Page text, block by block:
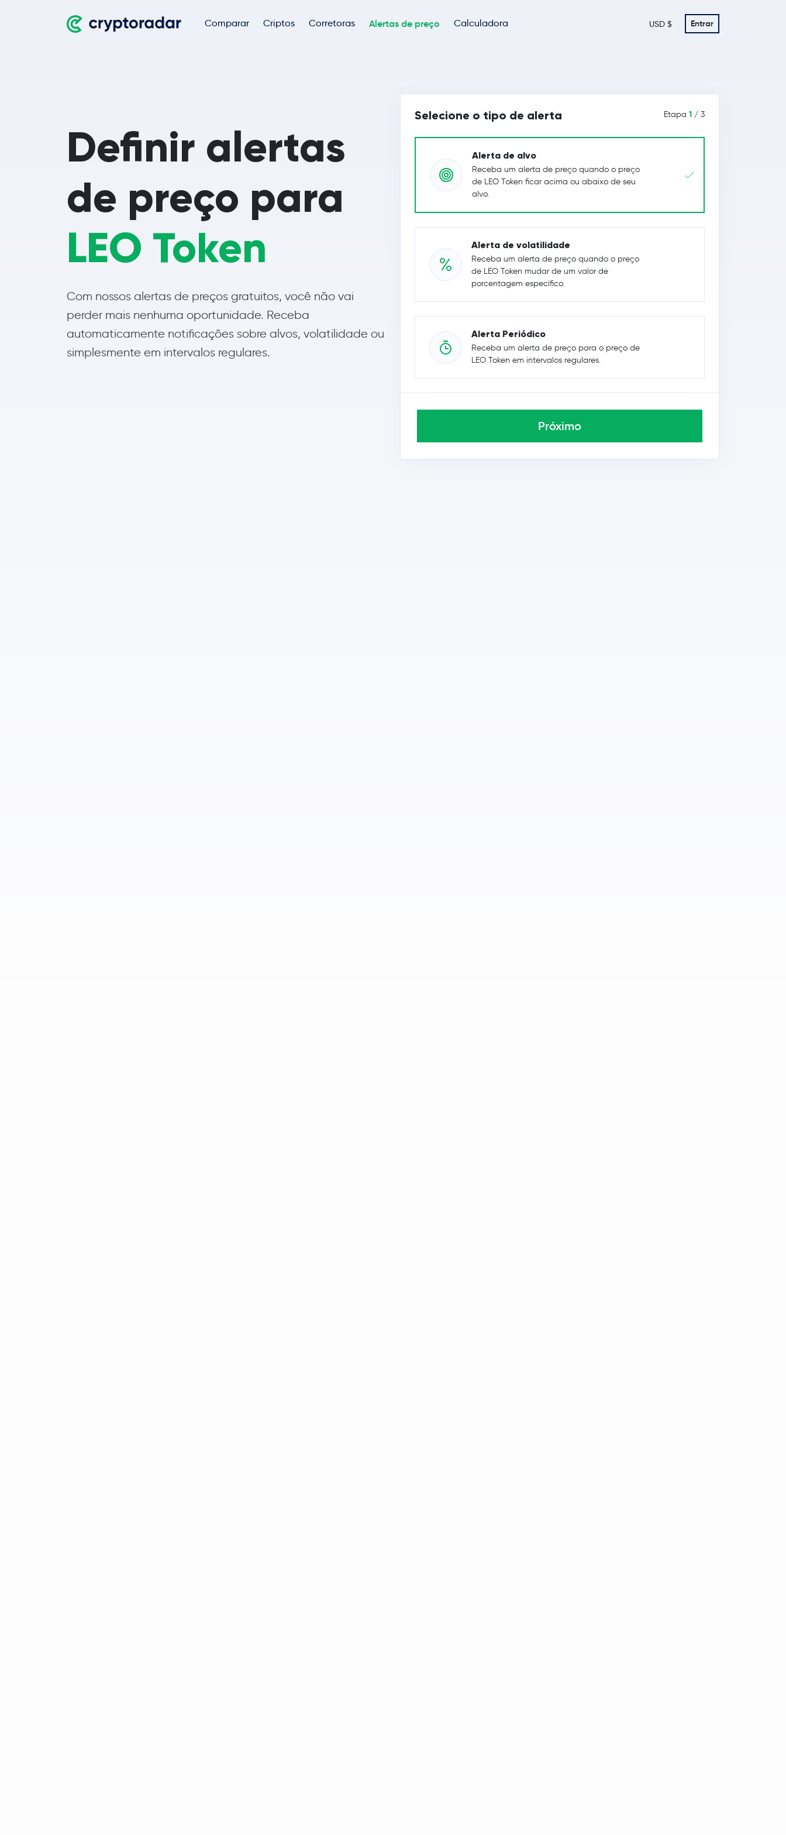
Comparar Criptos Corretoras Alertas de preço Calculadora USD $ Entrar
Definir alertas
de preço para
LEO Token
Com nossos alertas de preços gratuitos, você não vai
perder mais nenhuma oportunidade. Receba
automaticamente notificações sobre alvos, volatilidade ou
simplesmente em intervalos regulares.
Selecione o tipo de alerta Etapa 1 / 3
Alerta de alvo
Receba um alerta de preço quando o preço
de LEO Token ficar acima ou abaixo de seu
alvo.
Alerta de volatilidade
Receba um alerta de preço quando o preço
de LEO Token mudar de um valor de
porcentagem específico.
Alerta Periódico
Receba um alerta de preço para o preço de
LEO Token em intervalos regulares.
Próximo